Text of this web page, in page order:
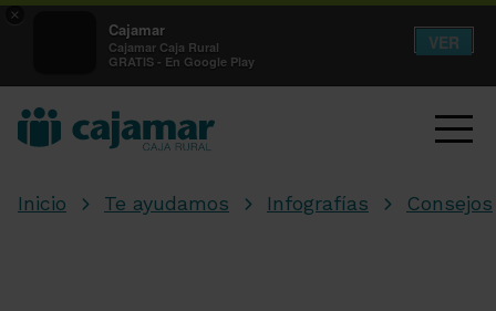
×
Cajamar
Cajamar Caja Rural
GRATIS - En Google Play
VER
Inicio Te ayudamos Infografías Consejos